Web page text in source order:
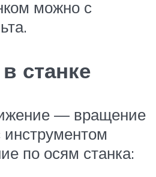
можно с
станке
— вращение
по осям станка: